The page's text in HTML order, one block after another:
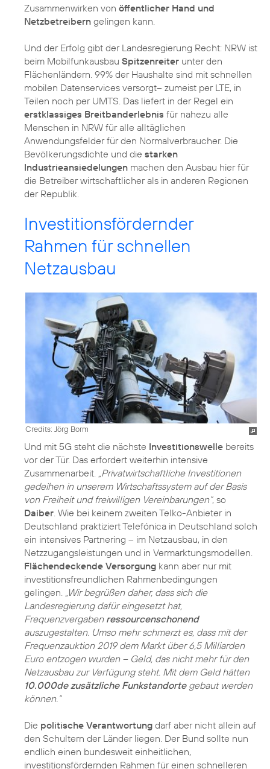
Zusammenwirken von öffentlicher Hand und
Netzbetreibern gelingen kann.
Und der Erfolg gibt der Landesregierung Recht: NRW ist
beim Mobilfunkausbau Spitzenreiter unter den
Flächenländern. 99% der Haushalte sind mit schnellen
mobilen Datenservices versorgt– zumeist per LTE, in
Teilen noch per UMTS. Das liefert in der Regel ein
erstklassiges Breitbanderlebnis für nahezu alle
Menschen in NRW für alle alltäglichen
Anwendungsfelder für den Normalverbraucher. Die
Bevölkerungsdichte und die starken
Industrieansiedelungen machen den Ausbau hier für
die Betreiber wirtschaftlicher als in anderen Regionen
Investitionsfördernder
Rahmen für schnellen
Netzausbau
Credits: Jörg Borm
Und mit 5G steht die nächste Investitionswelle bereits
vor der Tür. Das erfordert weiterhin intensive
Zusammenarbeit.
„Privatwirtschaftliche Investitionen
gedeihen in unserem Wirtschaftssystem auf der Basis
von Freiheit und freiwilligen Vereinbarungen“, so
Daiber . Wie bei keinem zweiten Telko-Anbieter in
Deutschland praktiziert Telefónica in Deutschland solch
ein intensives Partnering – im Netzausbau, in den
Netzzugangsleistungen und in Vermarktungsmodellen.
Flächendeckende Versorgung kann aber nur mit
investitionsfreundlichen Rahmenbedingungen
gelingen.
„Wir begrüßen daher, dass sich die
Landesregierung dafür eingesetzt hat,
Frequenzvergaben ressourcenschonend
auszugestalten. Umso mehr schmerzt es, dass mit der
Frequenzauktion 2019 dem Markt über 6,5 Milliarden
Euro entzogen wurden – Geld, das nicht mehr für den
Netzausbau zur Verfügung steht. Mit dem Geld hätten
10.000de zusätzliche Funkstandortegebaut werden
können.“
Die politische Verantwortung darf aber nicht allein auf
den Schultern der Länder liegen. Der Bund sollte nun
endlich einen bundesweit einheitlichen,
investitionsfördernden Rahmen für einen schnelleren